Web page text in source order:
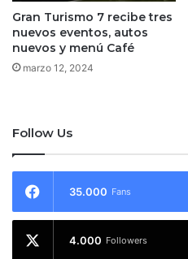
Gran Turismo 7 recibe tres
nuevos eventos, autos
nuevos y menú Café
marzo 12, 2024
Follow Us
35.000 Fans
4.000 Followers